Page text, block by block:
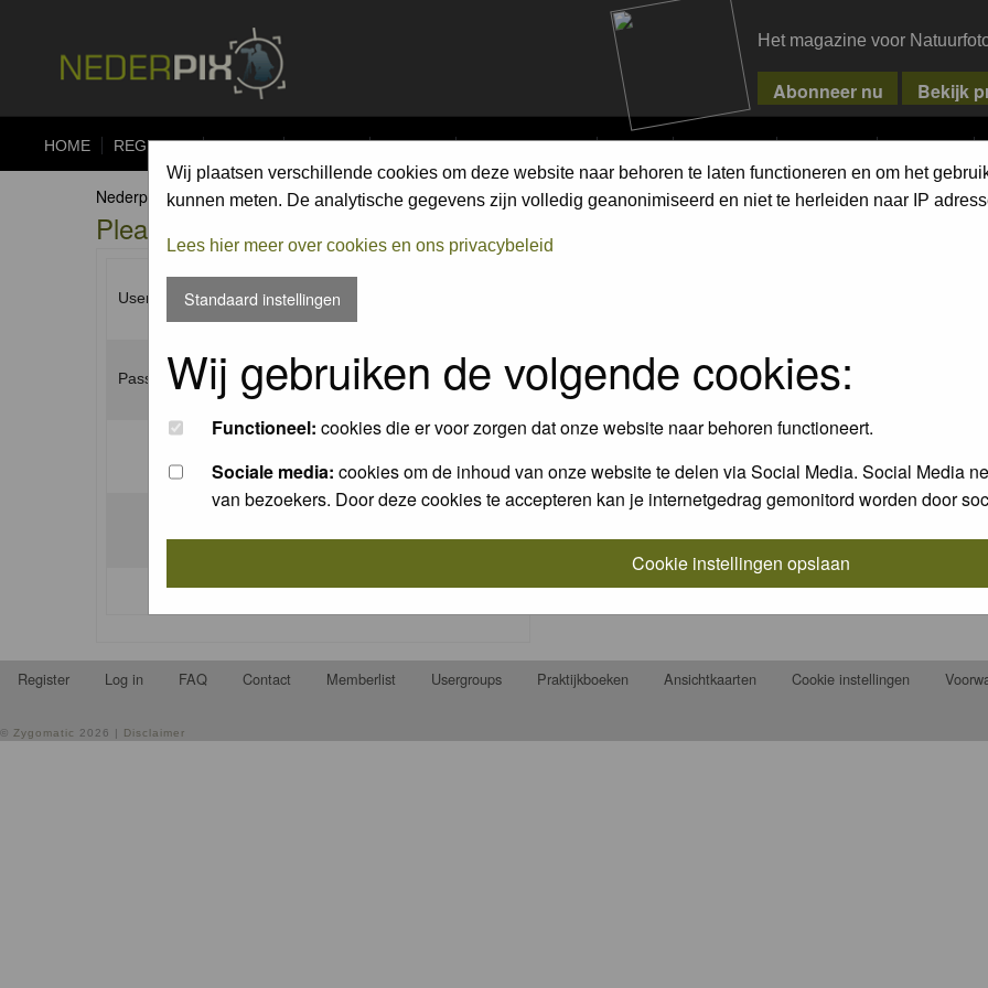
Het magazine voor
HOME REGISTER FORUM UPLOAD ALBUMS COMPETITIONS PIXPAS MAGAZINE WEBSHOP CONTACT
Wij plaatsen verschillende cookies om deze website naar behoren te laten functioneren en om het
kunnen meten. De analytische gegevens zijn volledig geanonimiseerd en niet te herleiden naar IP
Lees hier meer over cookies en ons privacybeleid
Standaard instellingen
Wij gebruiken de volgende cookies:
Functioneel: cookies die er voor zorgen dat onze website naar behoren functioneert.
Sociale media: cookies om de inhoud van onze website te delen via Social Media. Social Media
van bezoekers. Door deze cookies te accepteren kan je internetgedrag gemonitord worden door
Cookie instellingen opslaan
Nederpix.nl Forum Index
Please enter your username and password to log in.
Username:
Password:
I forgot my password
Register Log in FAQ Contact Memberlist Usergroups Praktijkboeken Ansichtkaarten Cookie instellingen
© Zygomatic 2026 | Disclaimer